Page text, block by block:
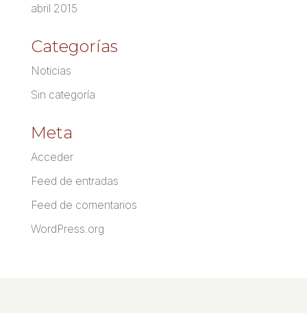
abril 2015
Categorías
Noticias
Sin categoría
Meta
Acceder
Feed de entradas
Feed de comentarios
WordPress.org